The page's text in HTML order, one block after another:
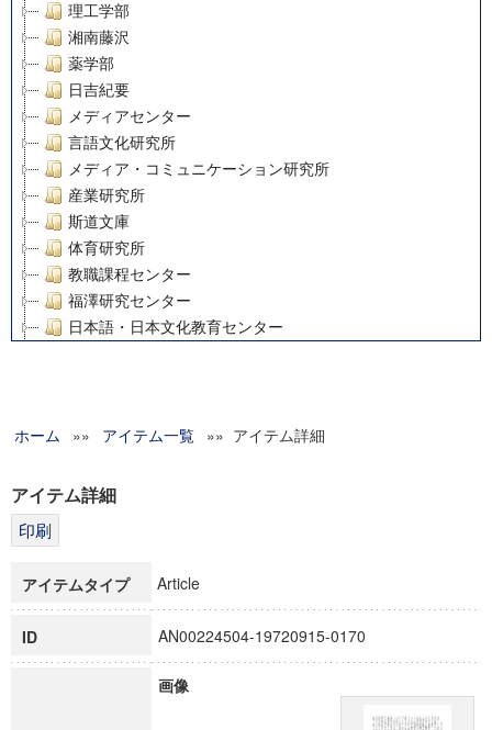
理工学部
湘南藤沢
薬学部
日吉紀要
メディアセンター
言語文化研究所
メディア・コミュニケーション研究所
産業研究所
斯道文庫
体育研究所
教職課程センター
福澤研究センター
日本語・日本文化教育センター
グローバルリサーチインスティテュート
科学研究費補助金研究成果報告書
博士課程教育リーディングプログラム「超成熟社会発展のサ
ホーム »» アイテム一覧 »» アイテム詳細
アイテム詳細
アイテムタイプ Article
ID AN00224504-19720915-0170
画像